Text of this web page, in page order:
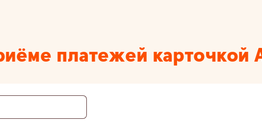
платежей карточкой